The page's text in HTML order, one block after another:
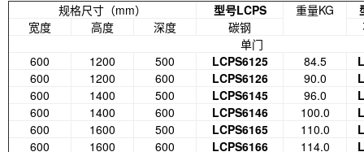
规格尺寸（mm） 型号LCPS 重量KG
宽度
高度 深度 碳钢
单门
600
1200 500 LCPS6125 84.5
600
1200 600 LCPS6126 90.0
600
1400 500 LCPS6145 96.0
600
1400 600 LCPS6146 100.0
600
1600 500 LCPS6165 110.0
600
1600 600 LCPS6166 114.0